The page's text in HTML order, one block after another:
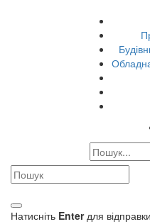
Натисніть Enterдля